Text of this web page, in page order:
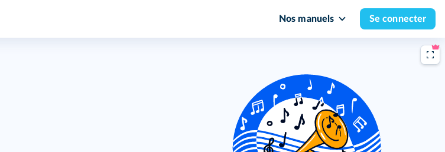
Nos manuels Se connecter